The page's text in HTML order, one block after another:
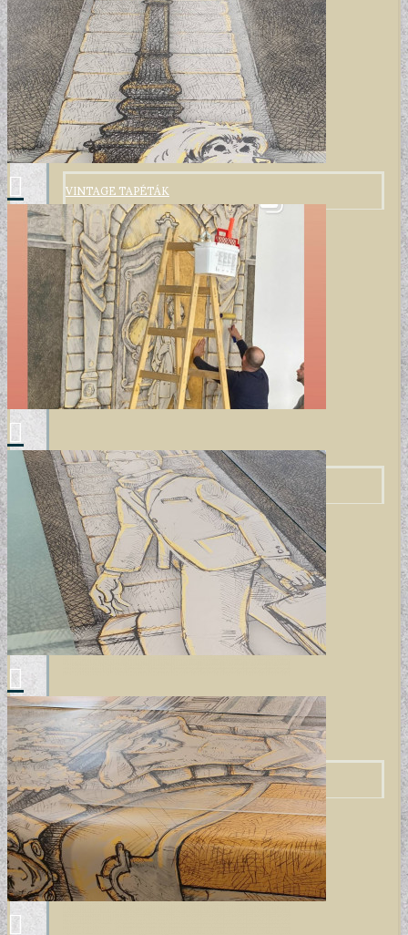
VINTAGE TAPÉTÁK
VIRÁGOS TAPÉTÁK
TERVEZŐI KOLLEKCIÓINK